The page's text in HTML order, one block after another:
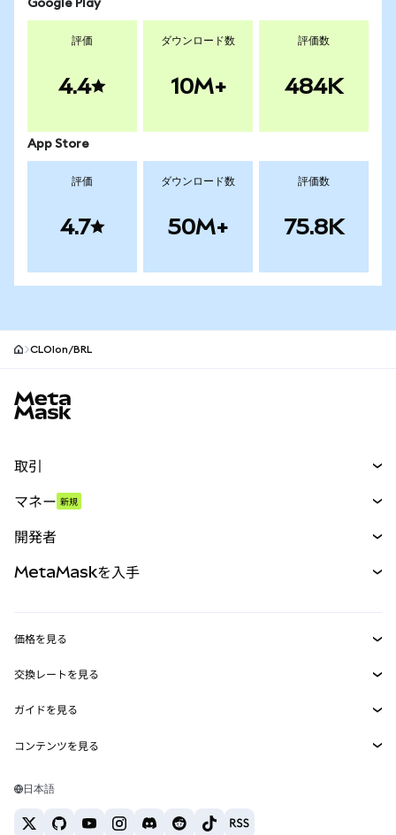
Google Play
評価
4.4
ダウンロード数
10M+
評価数
484K
App Store
評価
4.7
ダウンロード数
50M+
評価数
75.8K
CLOIon/BRL
取引
パーペチュアル
RWA
マネー 新規
開発者
MetaMask Connect
Snaps
Web3サービス
MetaMaskを入手
セキュリティ
サポート
キャリア
お問い合わせ
価格を見る
イーサリアムの価格
Solanaの価格
Tetherの価格
交換レートを見る
ETH→USD
USDT→INR
BTC→INR
ETH→USDT
ガイドを見る
ETHの購入
USDTの購入
コンテンツを見る
Solanaウォレット
日本語